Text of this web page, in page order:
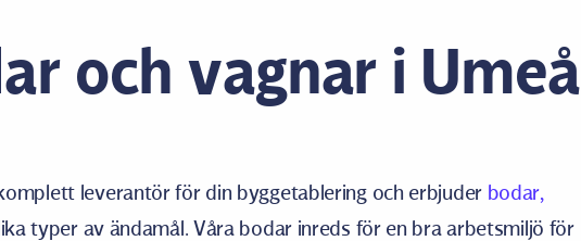
och vagnar i Umeå
leverantör för din byggetablering och erbjuderbodar,
typer av ändamål. Våra bodar inreds för en bra arbetsmiljö för